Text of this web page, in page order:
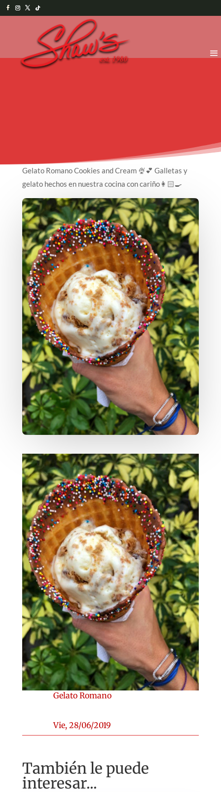
Gelato Romano Cookies and Cream 🍨💕 Galletas y
gelato hechos en nuestra cocina con cariño👩🏻‍🍳
Gelato Romano
Vie, 28/06/2019
También le puede
interesar...